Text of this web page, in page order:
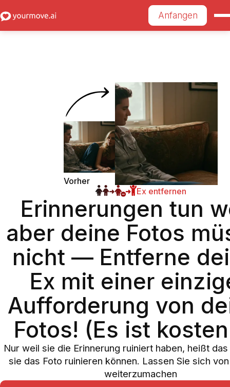
Anfangen
Ex entfernen
Erinnerungen tun
aber deine Fotos
nicht — Entferne
Ex mit einer
Aufforderung von
Fotos! (Es ist
Nur weil sie die Erinnerung ruiniert haben, heißt
sie das Foto ruinieren können. Lassen Sie sich
weiterzumachen
Vorher
Nach